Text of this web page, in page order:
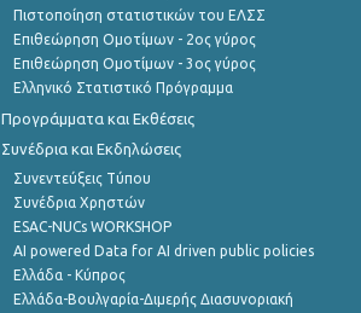
Πιστοποίηση στατιστικών του ΕΛΣΣ
Επιθεώρηση Ομοτίμων - 2ος γύρος
Επιθεώρηση Ομοτίμων - 3ος γύρος
Ελληνικό Στατιστικό Πρόγραμμα
Προγράμματα και Εκθέσεις
Συνέδρια και Εκδηλώσεις
Συνεντεύξεις Τύπου
Συνέδρια Χρηστών
ESAC-NUCs WORKSHOP
AI powered Data for AI driven public policies
Ελλάδα - Κύπρος
Ελλάδα-Βουλγαρία-Διμερής Διασυνοριακή